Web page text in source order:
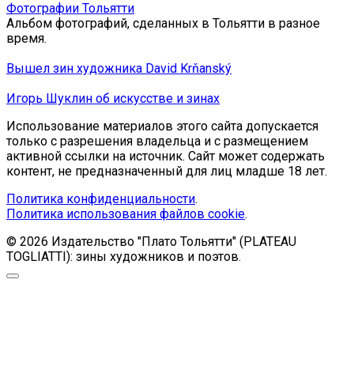
Фотографии Тольятти
Альбом фотографий, сделанных в Тольятти в разное
время.
Вышел зин художника David Krňanský
Игорь Шуклин об искусстве и зинах
Использование материалов этого сайта допускается
только с разрешения владельца и с размещением
активной ссылки на источник. Сайт может содержать
контент, не предназначенный для лиц младше 18 лет.
Политика конфиденциальности.
Политика использования файлов cookie.
© 2026 Издательство "Плато Тольятти" (PLATEAU
TOGLIATTI): зины художников и поэтов.